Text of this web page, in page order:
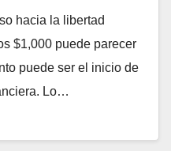
hacia la libertad
$1,000 puede parecer
puede ser el inicio de
Lo…